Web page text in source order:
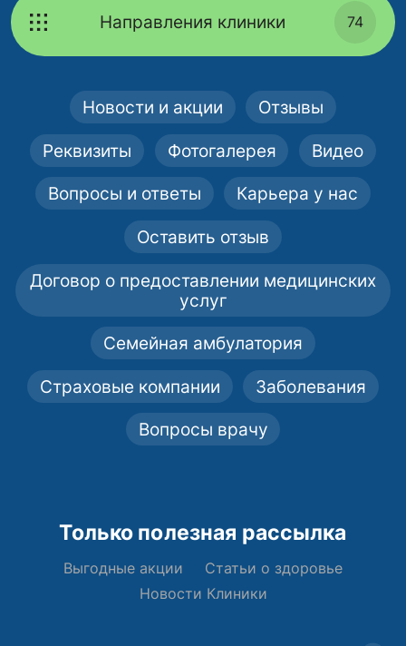
Направления клиники 74
Новости и акции Отзывы
Реквизиты Фотогалерея Видео
Вопросы и ответы Карьера у нас
Оставить отзыв
Договор о предоставлении медицинских
услуг
Семейная амбулатория
Страховые компании Заболевания
Вопросы врачу
Только полезная рассылка
Выгодные акции
Статьи о здоровье
Новости Клиники